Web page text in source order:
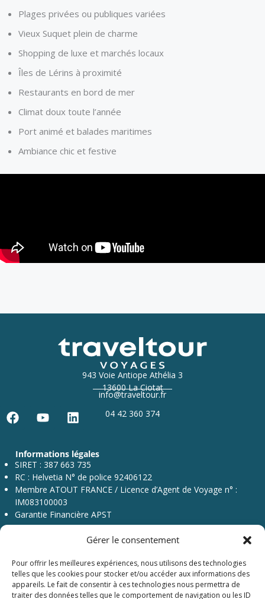
Gérer le consentement
Pour offrir les meilleures expériences, nous utilisons des technologies
telles que les cookies pour stocker et/ou accéder aux informations des
appareils. Le fait de consentir à ces technologies nous permettra de
traiter des données telles que le comportement de navigation ou les ID
Plages privées ou publiques variées
Vieux Suquet plein de charme
Shopping de luxe et marchés locaux
Îles de Lérins à proximité
Restaurants en bord de mer
Climat doux toute l’année
Port animé et balades maritimes
Ambiance chic et festive
943 Voie Antiope Athélia 3
13600 La Ciotat
info@traveltour.fr
04 42 360 374
F
c
e
b
o
o
k
u
t
u
b
e
L
n
k
e
d
n
Informations légales
SIRET : 387 663 735
RC : Helvetia N° de police 92406122
Membre ATOUT FRANCE / Licence d’Agent de Voyage n° :
IM083100003
Garantie Financière APST